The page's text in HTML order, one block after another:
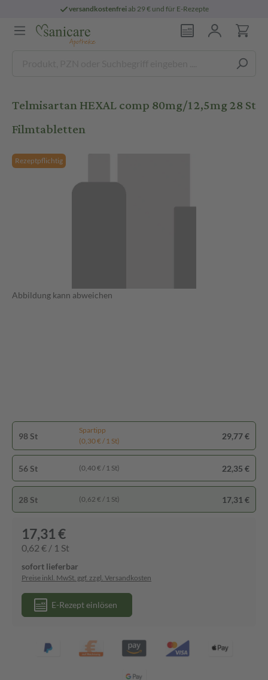
versandkostenfreiab 29 € und für E-Rezepte
Telmisartan HEXAL comp 80mg/12,5mg 28 St
Filmtabletten
Rezeptpflichtig
Abbildung kann abweichen
98 St
Spartipp
(0,30 € / 1 St)
29,77 €
56 St (0,40 € / 1 St) 22,35 €
28 St (0,62 € / 1 St) 17,31 €
17,31 €
0,62 € / 1 St
sofort lieferbar
Preise inkl. MwSt. ggf. zzgl. Versandkosten
E-Rezept einlösen